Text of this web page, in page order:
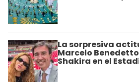
La sorpresiva
Marcelo
Shakira en el